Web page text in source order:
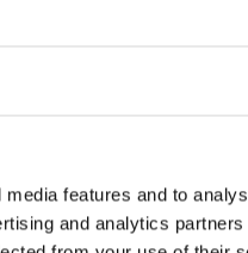
features and to
and analytics